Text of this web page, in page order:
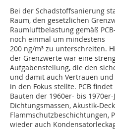
Bei der Schadstoffsanierung
Raum, den gesetzlichen
Raumluftbelastung gemäß
noch einmal um mindestens
200 ng/m³ zu unterschreiten.
der Grenzwerte war eine
Aufgabenstellung, die den
und damit auch Vertrauen
in den Fokus stellte. PCB
Bauten der 1960er- bis
Dichtungsmassen, Akustik-
Flammschutzbeschichtungen,
wieder auch